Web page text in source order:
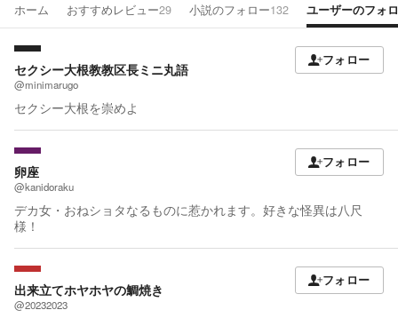
ホーム おすすめレビュー29 小説のフォロー132 ユーザーのフォ
セクシー大根教教区長ミニ丸語
@minimarugo
セクシー大根を崇めよ
フォロー
卵座
@kanidoraku
デカ女・おねショタなるものに惹かれます。好きな怪異は八尺
様！
フォロー
出来立てホヤホヤの鯛焼き
@20232023
フォロー